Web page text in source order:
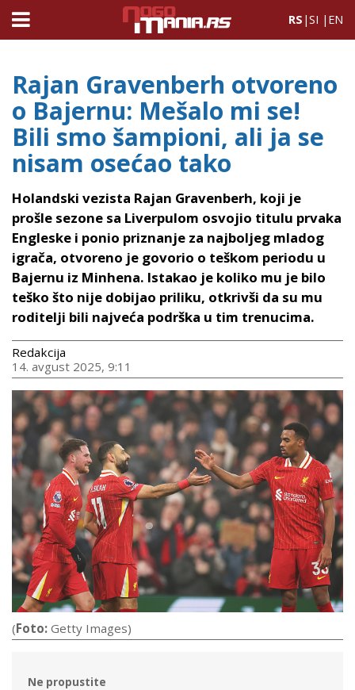
RS |SI | EN
Rajan Gravenberh otvoreno
o Bajernu: Mešalo mi se!
Bili smo šampioni, ali ja se
nisam osećao tako
Holandski vezista Rajan Gravenberh, koji je
prošle sezone sa Liverpulom osvojio titulu prvaka
Engleske i ponio priznanje za najboljeg mladog
igrača, otvoreno je govorio o teškom periodu u
Bajernu iz Minhena. Istakao je koliko mu je bilo
teško što nije dobijao priliku, otkrivši da su mu
roditelji bili najveća podrška u tim trenucima.
Redakcija
14. avgust 2025, 9:11
(Foto: Getty Images)
Ne propustite